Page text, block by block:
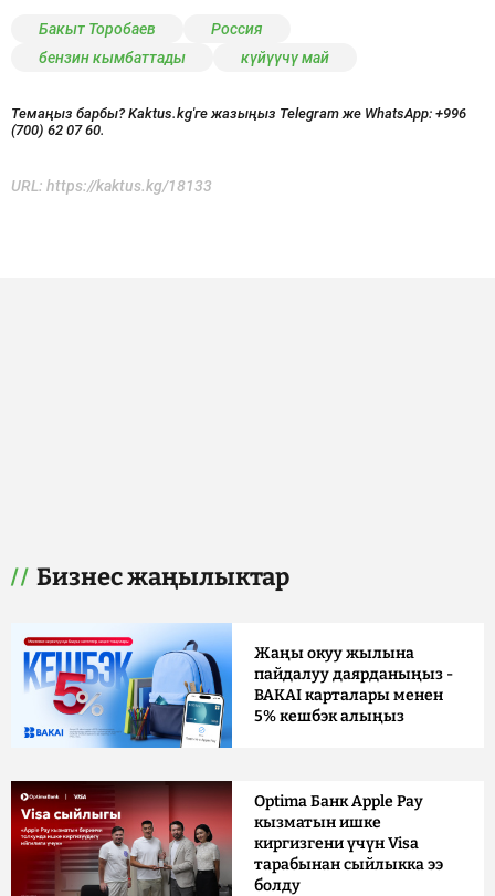
Бакыт Торобаев
Россия
бензин кымбаттады
күйүүчү май
Темаңыз барбы? Kaktus.kg'ге жазыңыз Telegram же WhatsApp: +996
(700) 62 07 60.
URL: https://kaktus.kg/18133
Бизнес жаңылыктар
Жаңы окуу жылына
пайдалуу даярданыңыз -
BAKAI карталары менен
5% кешбэк алыңыз
Optima Банк Apple Pay
кызматын ишке
киргизгени үчүн Visa
тарабынан сыйлыкка ээ
болду